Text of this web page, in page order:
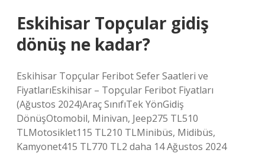
Eskihisar Topçular gidiş
dönüş ne kadar?
Eskihisar Topçular Feribot Sefer Saatleri ve
FiyatlarıEskihisar – Topçular Feribot Fiyatları
(Ağustos 2024)Araç SınıfıTek YönGidiş
DönüşOtomobil, Minivan, Jeep275 TL510
TLMotosiklet115 TL210 TLMinibüs, Midibüs,
Kamyonet415 TL770 TL2 daha 14 Ağustos 2024